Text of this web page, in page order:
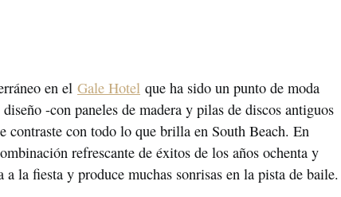
en el Gale Hotel que ha sido un punto de moda
-con paneles de madera y pilas de discos antiguos
contraste con todo lo que brilla en South Beach. En
refrescante de éxitos de los años ochenta y
a la fiesta y produce muchas sonrisas en la pista de baile.